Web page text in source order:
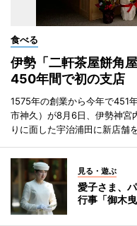
食べる
伊勢「二軒茶屋餅角
450年間で初の支店
1575年の創業から今年で451
市神久）が8月6日、伊勢神宮
りに面した宇治浦田に新店舗
見る・遊ぶ
愛子さま、
行事「御木